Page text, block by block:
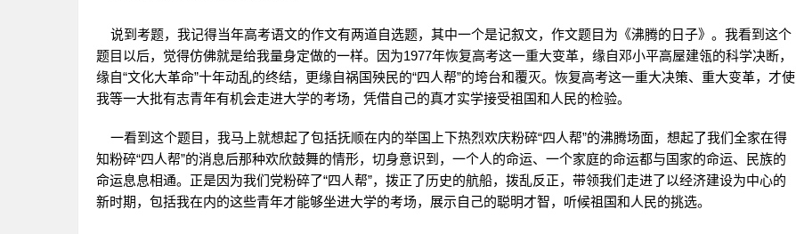
说到考题，我记得当年高考语文的作文有两道自选题，其中一个是记叙文，作文题目为《沸腾的日子》。我看到这个
题目以后，觉得仿佛就是给我量身定做的一样。因为1977年恢复高考这一重大变革，缘自邓小平高屋建瓴的科学决断，
缘自“文化大革命”十年动乱的终结，更缘自祸国殃民的“四人帮”的垮台和覆灭。恢复高考这一重大决策、重大变革，才使
我等一大批有志青年有机会走进大学的考场，凭借自己的真才实学接受祖国和人民的检验。
一看到这个题目，我马上就想起了包括抚顺在内的举国上下热烈欢庆粉碎“四人帮”的沸腾场面，想起了我们全家在得
知粉碎“四人帮”的消息后那种欢欣鼓舞的情形，切身意识到，一个人的命运、一个家庭的命运都与国家的命运、民族的
命运息息相通。正是因为我们党粉碎了“四人帮”，拨正了历史的航船，拨乱反正，带领我们走进了以经济建设为中心的
新时期，包括我在内的这些青年才能够坐进大学的考场，展示自己的聪明才智，听候祖国和人民的挑选。